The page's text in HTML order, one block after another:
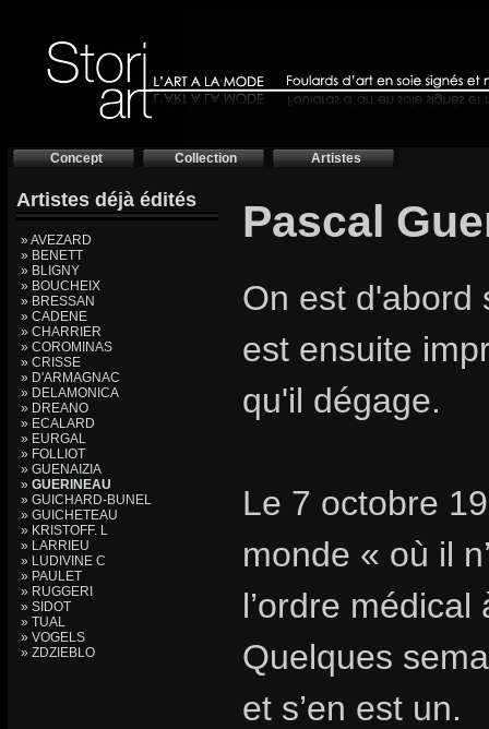
Concept Collection Artistes
Artistes déjà édités
» AVEZARD
» BENETT
» BLIGNY
» BOUCHEIX
» BRESSAN
» CADENE
» CHARRIER
» COROMINAS
» CRISSE
» D'ARMAGNAC
» DELAMONICA
» DREANO
» ECALARD
» EURGAL
» FOLLIOT
» GUENAIZIA
» GUERINEAU
» GUICHARD-BUNEL
» GUICHETEAU
» KRISTOFF. L
» LARRIEU
» LUDIVINE C
» PAULET
» RUGGERI
» SIDOT
» TUAL
» VOGELS
» ZDZIEBLO
Pascal
On est d'abord
est ensuite
qu'il dégage.
Le 7 octobre
monde « où il
l’ordre
Quelques
et s’en est un.